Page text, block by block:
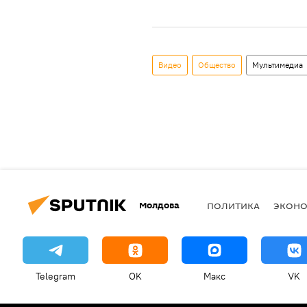
Видео Общество Мультимедиа
Молдова ПОЛИТИКА
Telegram OK Макс VK